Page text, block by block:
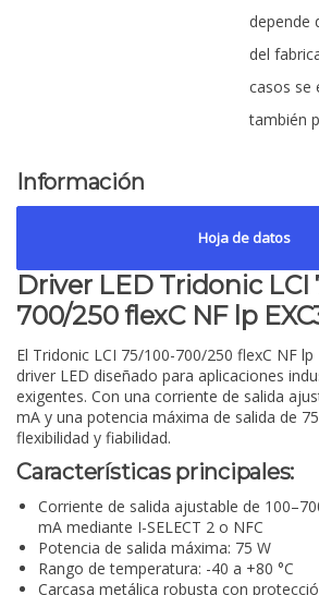
depende
del
casos se
también
Información
Hoja de datos
Driver LED Tridonic LCI
700/250 flexC NF lp
El Tridonic LCI 75/100-700/250 flexC NF lp
driver LED diseñado para aplicaciones
exigentes. Con una corriente de salida
mA y una potencia máxima de salida de
flexibilidad y fiabilidad.
Características principales:
Corriente de salida ajustable de
mA mediante I-SELECT 2 o NFC
Potencia de salida máxima: 75 W
Rango de temperatura: -40 a +80 °C
Carcasa metálica robusta con